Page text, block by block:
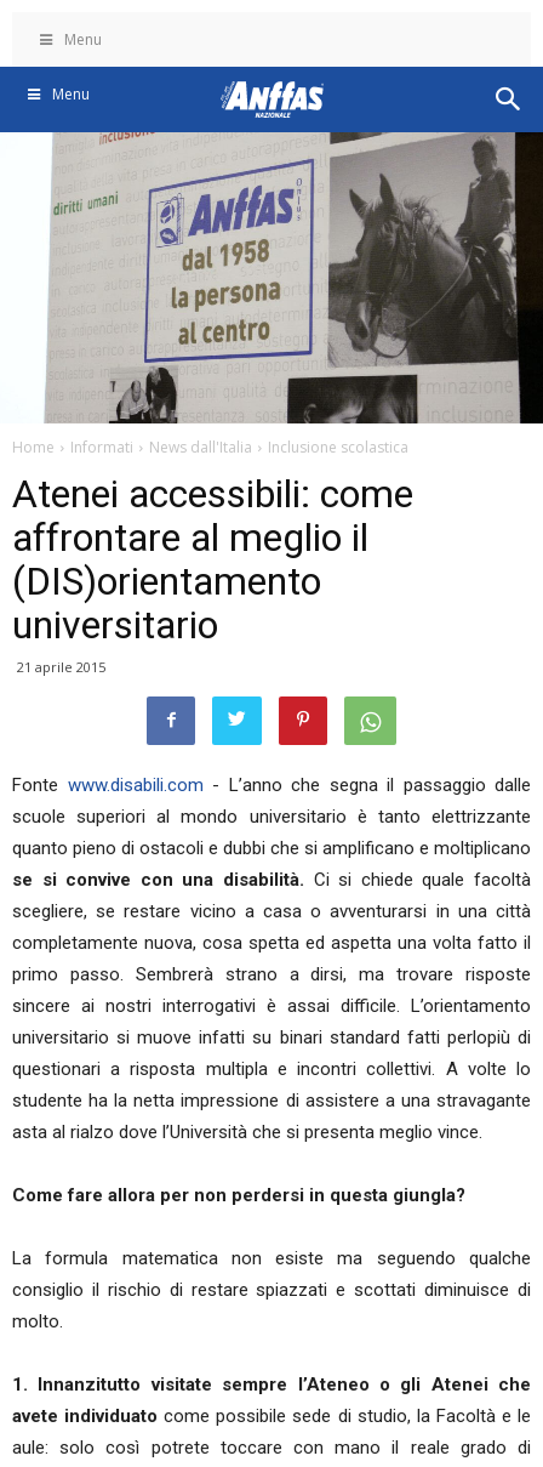
Menu
Menu
Home Informati News dall'Italia Inclusione scolastica
Atenei accessibili: come
affrontare al meglio il
(DIS)orientamento
universitario
21 aprile 2015
Fonte www.disabili.com - L’anno che segna il passaggio dalle
scuole superiori al mondo universitario è tanto elettrizzante
quanto pieno di ostacoli e dubbi che si amplificano e moltiplicano
se si convive con una disabilità. Ci si chiede quale facoltà
scegliere, se restare vicino a casa o avventurarsi in una città
completamente nuova, cosa spetta ed aspetta una volta fatto il
primo passo. Sembrerà strano a dirsi, ma trovare risposte
sincere ai nostri interrogativi è assai difficile. L’orientamento
universitario si muove infatti su binari standard fatti perlopiù di
questionari a risposta multipla e incontri collettivi. A volte lo
studente ha la netta impressione di assistere a una stravagante
asta al rialzo dove l’Università che si presenta meglio vince.
Come fare allora per non perdersi in questa giungla?
La formula matematica non esiste ma seguendo qualche
consiglio il rischio di restare spiazzati e scottati diminuisce di
molto.
1. Innanzitutto visitate sempre l’Ateneo o gli Atenei che
avete individuato come possibile sede di studio, la Facoltà e le
aule: solo così potrete toccare con mano il reale grado di